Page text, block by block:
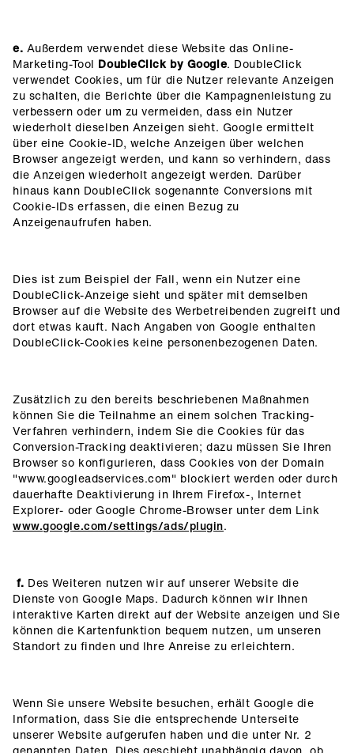
e. Außerdem verwendet diese Website das Online-
Marketing-Tool DoubleClick by Google. DoubleClick
verwendet Cookies, um für die Nutzer relevante Anzeigen
zu schalten, die Berichte über die Kampagnenleistung zu
verbessern oder um zu vermeiden, dass ein Nutzer
wiederholt dieselben Anzeigen sieht. Google ermittelt
über eine Cookie-ID, welche Anzeigen über welchen
Browser angezeigt werden, und kann so verhindern, dass
die Anzeigen wiederholt angezeigt werden. Darüber
hinaus kann DoubleClick sogenannte Conversions mit
Cookie-IDs erfassen, die einen Bezug zu
Anzeigenaufrufen haben.
Dies ist zum Beispiel der Fall, wenn ein Nutzer eine
DoubleClick-Anzeige sieht und später mit demselben
Browser auf die Website des Werbetreibenden zugreift und
dort etwas kauft. Nach Angaben von Google enthalten
DoubleClick-Cookies keine personenbezogenen Daten.
Zusätzlich zu den bereits beschriebenen Maßnahmen
können Sie die Teilnahme an einem solchen Tracking-
Verfahren verhindern, indem Sie die Cookies für das
Conversion-Tracking deaktivieren; dazu müssen Sie Ihren
Browser so konfigurieren, dass Cookies von der Domain
"www.googleadservices.com" blockiert werden oder durch
dauerhafte Deaktivierung in Ihrem Firefox-, Internet
Explorer- oder Google Chrome-Browser unter dem Link
www.google.com/settings/ads/plugin.
f. Des Weiteren nutzen wir auf unserer Website die
Dienste von Google Maps. Dadurch können wir Ihnen
interaktive Karten direkt auf der Website anzeigen und Sie
können die Kartenfunktion bequem nutzen, um unseren
Standort zu finden und Ihre Anreise zu erleichtern.
Wenn Sie unsere Website besuchen, erhält Google die
Information, dass Sie die entsprechende Unterseite
unserer Website aufgerufen haben und die unter Nr. 2